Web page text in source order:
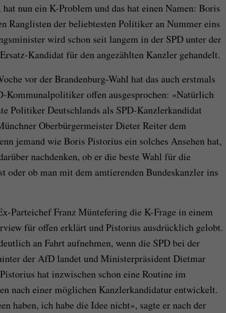
nun ein K-Problem und das hat einen Namen: Boris
Ranglisten der beliebtesten Politiker an Nummer eins
wird schon seit langem in der SPD unter der
Kandidat für den angezählten Kanzler gehandelt.
vor der Brandenburg-Wahl hat das auch erstmals
Kommunalpolitiker offen ausgesprochen: «Natürlich
Politiker Deutschlands als SPD-Kanzlerkandidat
Oberbürgermeister Dieter Reiter dem
jemand wie Boris Pistorius ein solches Ansehen hat,
nachdenken, ob er die beste Wahl für die
oder ob man mit dem amtierenden Bundeskanzler ins
Parteichef Franz Müntefering die K-Frage in einem
für offen erklärt und Pistorius ausdrücklich gelobt.
an Fahrt aufnehmen, wenn die SPD bei der
der AfD landet und Ministerpräsident Dietmar
hat inzwischen schon eine Routine im
nach einer möglichen Kanzlerkandidatur entwickelt.
haben, ich habe die Idee nicht», sagte er nach der